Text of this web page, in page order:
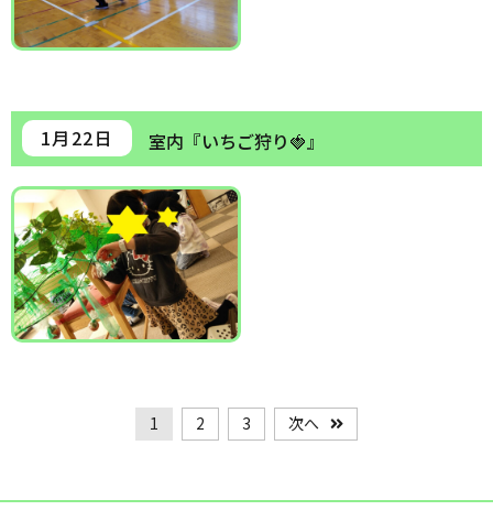
1月22日 室内『いちご狩り🍓』
1 2 3 次へ